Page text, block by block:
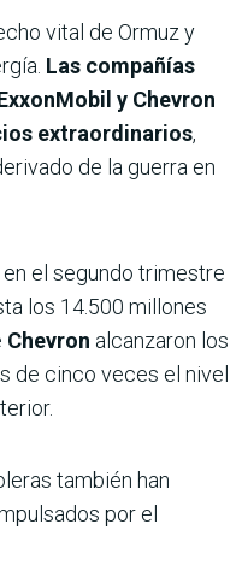
vital de Ormuz y
Las compañías
y Chevron
extraordinarios,
de la guerra en
en el segundo trimestre
los 14.500 millones
Chevron alcanzaron los
de cinco veces el nivel
también han
​​por el